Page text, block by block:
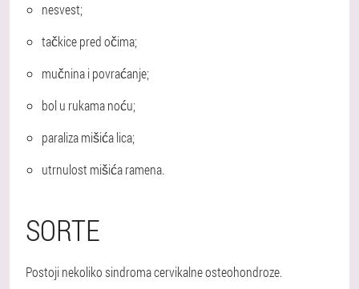
nesvest;
tačkice pred očima;
mučnina i povraćanje;
bol u rukama noću;
paraliza mišića lica;
utrnulost mišića ramena.
SORTE
Postoji nekoliko sindroma cervikalne osteohondroze.